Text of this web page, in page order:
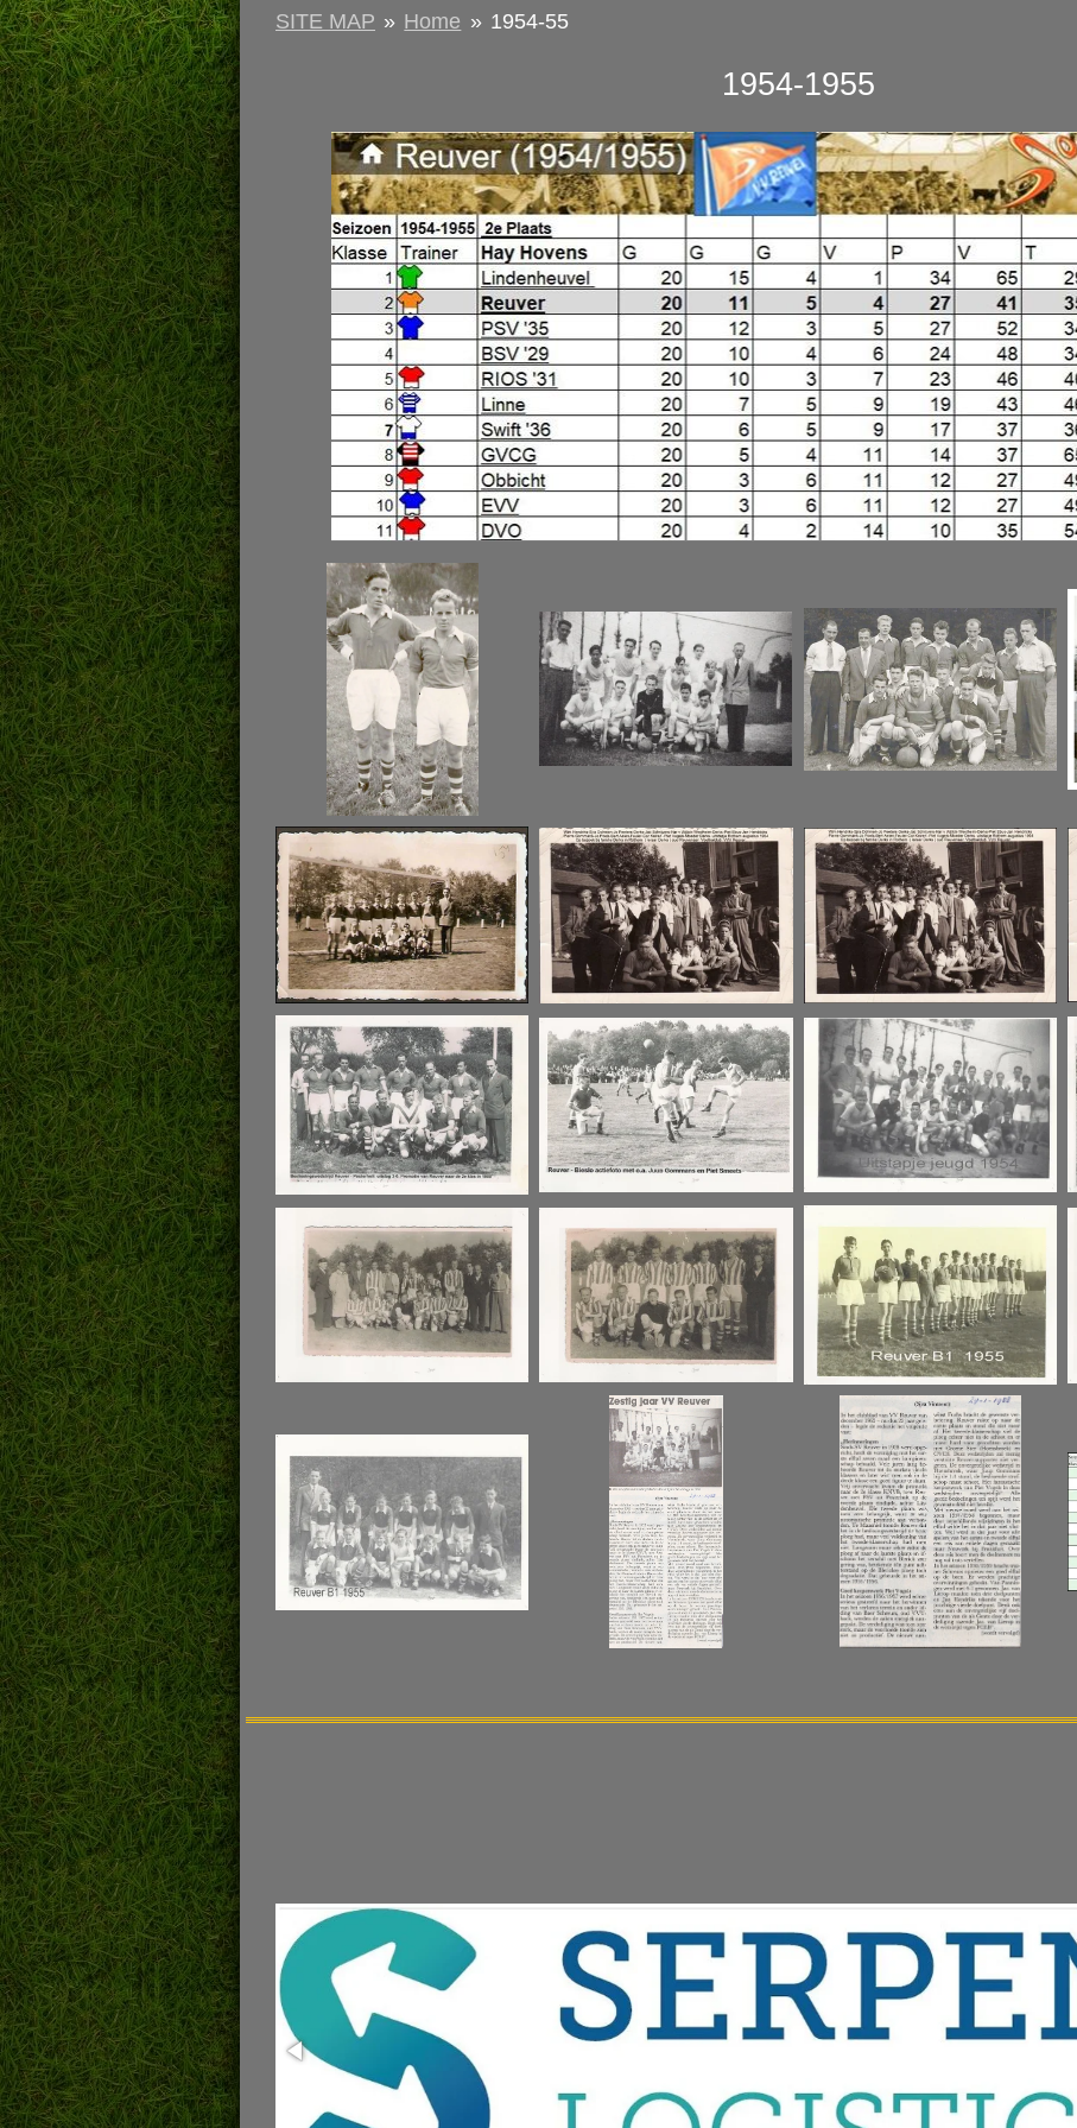
SITE MAP » Home » 1954-55
1954-1955